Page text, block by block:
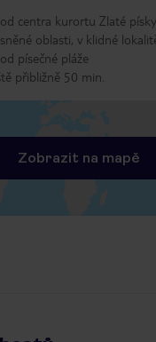
centra kurortu Zlaté písky
oblasti, v klidné
písečné pláže
přibližně 50 min.
Zobrazit na mapě